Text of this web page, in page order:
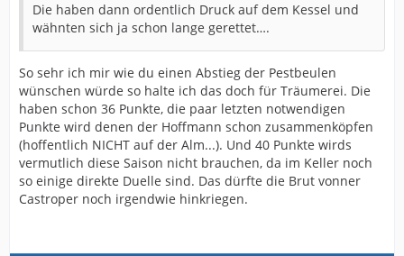
Die haben dann ordentlich Druck auf dem Kessel und
wähnten sich ja schon lange gerettet….
So sehr ich mir wie du einen Abstieg der Pestbeulen
wünschen würde so halte ich das doch für Träumerei. Die
haben schon 36 Punkte, die paar letzten notwendigen
Punkte wird denen der Hoffmann schon zusammenköpfen
(hoffentlich NICHT auf der Alm...). Und 40 Punkte wirds
vermutlich diese Saison nicht brauchen, da im Keller noch
so einige direkte Duelle sind. Das dürfte die Brut vonner
Castroper noch irgendwie hinkriegen.